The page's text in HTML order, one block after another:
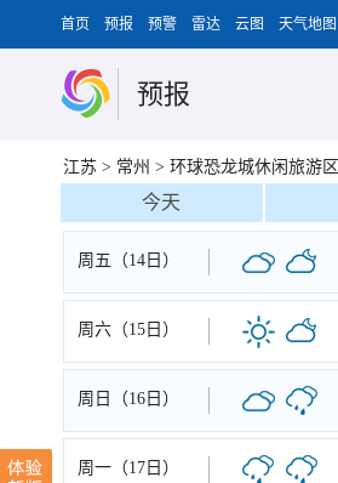
首页 预报 预警 雷达 云图 天气地图
预报
江苏 > 常州 > 环球恐龙城休闲旅游区
今天
周五（14日）
周六（15日）
周日（16日）
周一（17日）